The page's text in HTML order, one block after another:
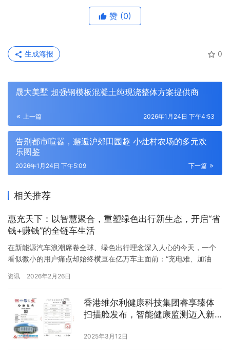
赞 (0)
0
生成海报
晟大美墅 超强钢模板混凝土纯现浇整体方案提供商
上一篇 2026年1月24日 下午4:53
告别都市喧嚣，邂逅沪郊田园趣 小灶村农场的多元欢
乐图鉴
下一篇
2026年1月24日 下午5:09
相关推荐
惠充天下：以智慧聚合，重塑绿色出行新生态，开启“省
钱+赚钱”的全链车生活
在新能源汽车浪潮席卷全球、绿色出行理念深入人心的今天，一个
看似微小的用户痛点却始终横亘在亿万车主面前：“充电难、加油
养护、保险、休闲等分散在各处的后市场服务，让“车生活”的便捷与
题，更能创造价值的平台。正是在这样的时代背景下，惠充天下应
运而…
资讯 2026年2月26日
香港维尔利健康科技集团睿享臻体
扫描舱发布，智能健康监测迈入新
2025年3月12日